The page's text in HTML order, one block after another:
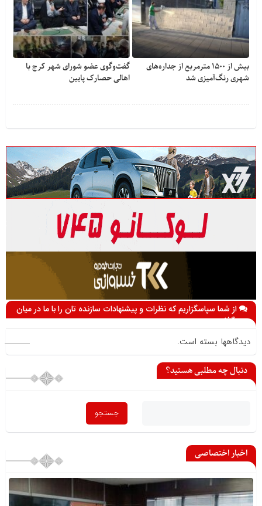
بیش از ۱۵۰۰ مترمربع از جداره‌های
شهری رنگ‌آمیزی شد
گفت‌وگوی عضو شورای شهر کرج با
اهالی حصارک پایین
از شما سپاسگزاریم که نظرات و پیشنهادات سازنده تان را با ما در میان
می گذارید
دیدگاهها بسته است.
دنبال چه مطلبی هستید؟
اخبار اختصاصی